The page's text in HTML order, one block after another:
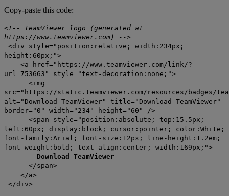
Copy-paste this code:
<!-- TeamViewer logo (generated at
https://www.teamviewer.com) -->
<div style="position:relative; width:234px;
height:60px;">
<a href="https://www.teamviewer.com/link/?
url=753663" style="text-decoration:none;">
<img
src="https://static.teamviewer.com/resources/badges/
alt="Download TeamViewer" title="Download TeamViewer"
border="0" width="234" height="60" />
<span style="position:absolute; top:15.5px;
left:60px; display:block; cursor:pointer; color:White;
font-family:Arial; font-size:12px; line-height:1.2em;
font-weight:bold; text-align:center; width:169px;">
Download TeamViewer
</span>
</a>
</div>